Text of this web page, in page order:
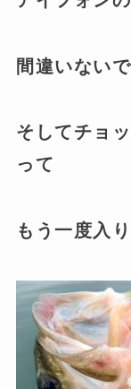
間違いない
そしてチョ
って
もう一度入